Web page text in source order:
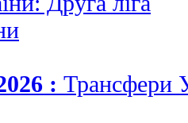
: Трансфери